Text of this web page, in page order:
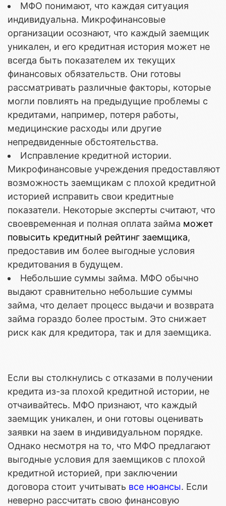
МФО понимают, что каждая ситуация
индивидуальна. Микрофинансовые
организации осознают, что каждый заемщик
уникален, и его кредитная история может не
всегда быть показателем их текущих
финансовых обязательств. Они готовы
рассматривать различные факторы, которые
могли повлиять на предыдущие проблемы с
кредитами, например, потеря работы,
медицинские расходы или другие
непредвиденные обстоятельства.
Исправление кредитной истории.
Микрофинансовые учреждения предоставляют
возможность заемщикам с плохой кредитной
историей исправить свои кредитные
показатели. Некоторые эксперты считают, что
своевременная и полная оплата займа может
повысить кредитный рейтинг заемщика,
предоставив им более выгодные условия
кредитования в будущем.
Небольшие суммы займа. МФО обычно
выдают сравнительно небольшие суммы
займа, что делает процесс выдачи и возврата
займа гораздо более простым. Это снижает
риск как для кредитора, так и для заемщика.
Если вы столкнулись с отказами в получении
кредита из-за плохой кредитной истории, не
отчаивайтесь. МФО признают, что каждый
заемщик уникален, и они готовы оценивать
заявки на заем в индивидуальном порядке.
Однако несмотря на то, что МФО предлагают
выгодные условия для заемщиков с плохой
кредитной историей, при заключении
договора стоит учитывать все нюансы. Если
неверно рассчитать свою финансовую